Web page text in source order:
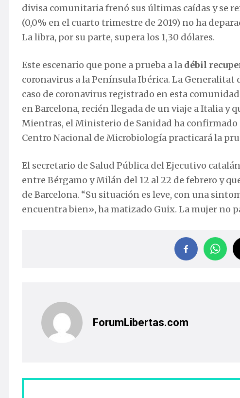
divisa comunitaria frenó sus últimas caídas y se
(0,0% en el cuarto trimestre de 2019) no ha
La libra, por su parte, supera los 1,30 dólares.
Este escenario que pone a prueba a la débil
coronavirus a la Península Ibérica. La
caso de coronavirus registrado en esta
en Barcelona, recién llegada de un viaje a Italia y
Mientras, el Ministerio de Sanidad ha
Centro Nacional de Microbiología practicará la
El secretario de Salud Pública del Ejecutivo
entre Bérgamo y Milán del 12 al 22 de febrero y
de Barcelona. “Su situación es leve, con una
encuentra bien», ha matizado Guix. La mujer no
ForumLibertas.com